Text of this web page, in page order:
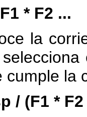
* F2 ...
la
cumple la
/ (F1 * F2